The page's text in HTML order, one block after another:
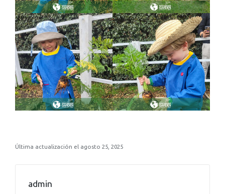
Última actualización el agosto 25, 2025
admin